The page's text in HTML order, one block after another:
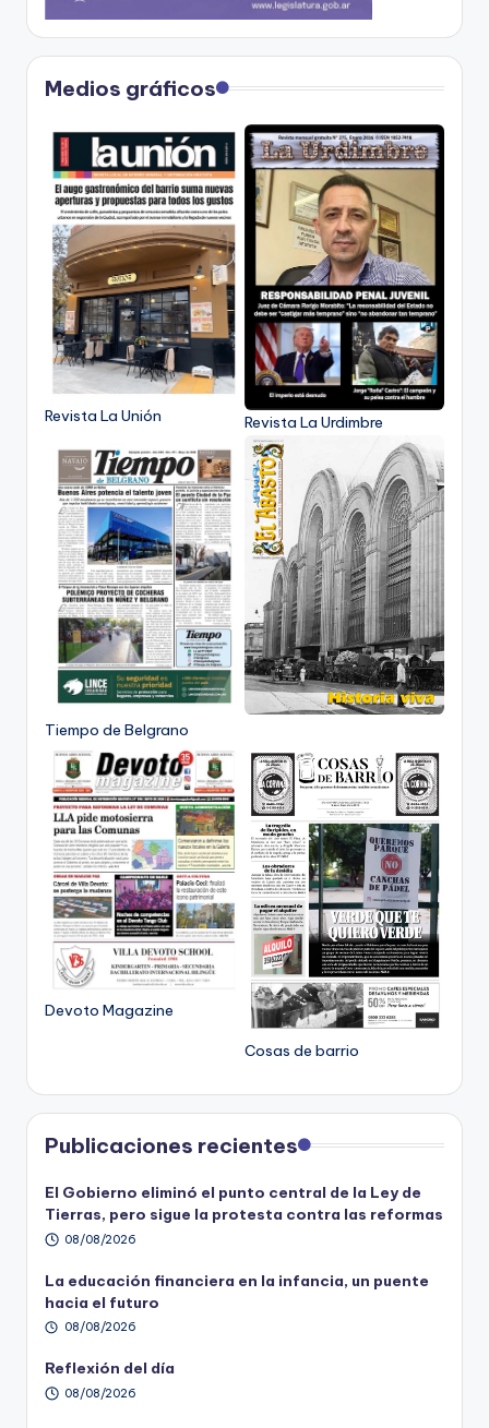
Medios gráficos
Revista La Unión Revista La Urdimbre
Tiempo de Belgrano
Devoto Magazine
Cosas de barrio
Publicaciones recientes
El Gobierno eliminó el punto central de la Ley de
Tierras, pero sigue la protesta contra las reformas
08/08/2026
La educación financiera en la infancia, un puente
hacia el futuro
08/08/2026
Reflexión del día
08/08/2026